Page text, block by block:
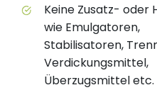
Keine Zusatz- oder
wie Emulgatoren,
Stabilisatoren,
Verdickungsmittel,
Überzugsmittel etc.